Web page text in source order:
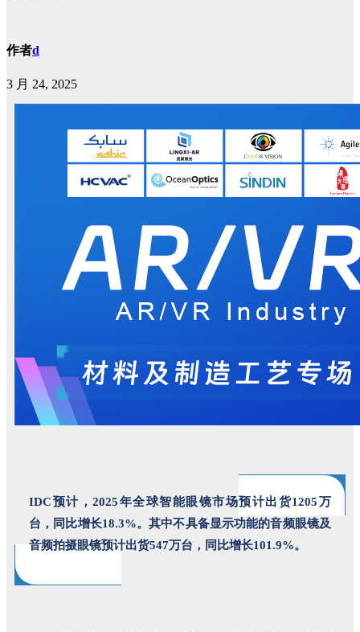
作者d
3 月 24, 2025
IDC预计，2025年全球智能眼镜市场预计出货1205万
台，同比增长18.3%。其中不具备显示功能的音频眼镜及
音频拍摄眼镜预计出货547万台，同比增长101.9%。